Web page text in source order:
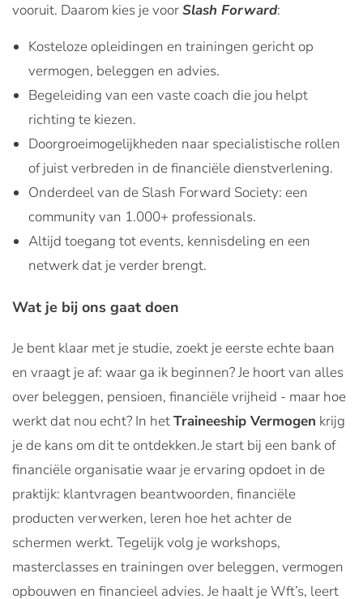
vooruit. Daarom kies je voorSlash Forward:
Kosteloze opleidingen en trainingen gericht op
vermogen, beleggen en advies.
Begeleiding van een vaste coach die jou helpt
richting te kiezen.
Doorgroeimogelijkheden naar specialistische rollen
of juist verbreden in de financiële dienstverlening.
Onderdeel van de Slash Forward Society: een
community van 1.000+ professionals.
Altijd toegang tot events, kennisdeling en een
netwerk dat je verder brengt.
Wat je bij ons gaat doen
Je bent klaar met je studie, zoekt je eerste echte baan
en vraagt je af: waar ga ik beginnen? Je hoort van alles
over beleggen, pensioen, financiële vrijheid - maar hoe
werkt dat nou echt? In hetTraineeship Vermogen krijg
je de kans om dit te ontdekken.Je start bij een bank of
financiële organisatie waar je ervaring opdoet in de
praktijk: klantvragen beantwoorden, financiële
producten verwerken, leren hoe het achter de
schermen werkt. Tegelijk volg je workshops,
masterclasses en trainingen over beleggen, vermogen
opbouwen en financieel advies. Je haalt je Wft’s, leert